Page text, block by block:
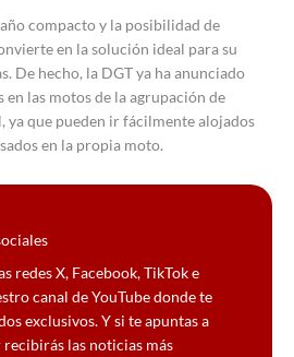
compacto y la posibilidad de
en la solución ideal para su
De hecho, la DGT ya ha anunciado
las motos de la agrupación de
ya que pueden ir fácilmente alojados
en la propia moto.
redes X, Facebook, TikTok e
canal de YouTube donde te
exclusivos. Y si te apuntas a
las noticias más